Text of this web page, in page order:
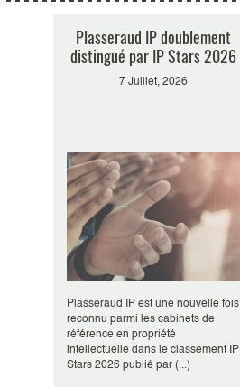
Plasseraud IP doublement
distingué par IP Stars 2026
7 Juillet, 2026
Plasseraud IP est une nouvelle fois
reconnu parmi les cabinets de
référence en propriété
intellectuelle dans le classement IP
Stars 2026 publié par (...)